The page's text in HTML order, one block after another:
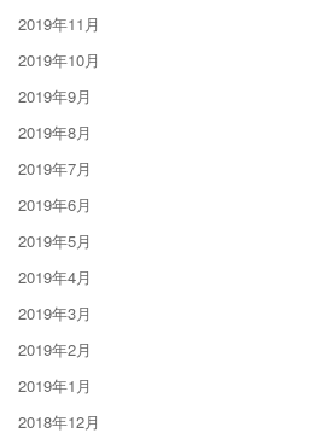
2019年11月
2019年10月
2019年9月
2019年8月
2019年7月
2019年6月
2019年5月
2019年4月
2019年3月
2019年2月
2019年1月
2018年12月